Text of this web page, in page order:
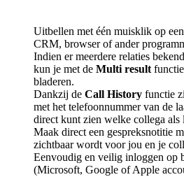
Uitbellen met één muisklik op
CRM, browser of ander
Indien er meerdere relaties
kun je met de Multi result
bladeren.
Dankzij de Call History functie
met het telefoonnummer van de
direct kunt zien welke collega als
Maak direct een gespreksnotitie
zichtbaar wordt voor jou en je
Eenvoudig en veilig inloggen op
(Microsoft, Google of Apple